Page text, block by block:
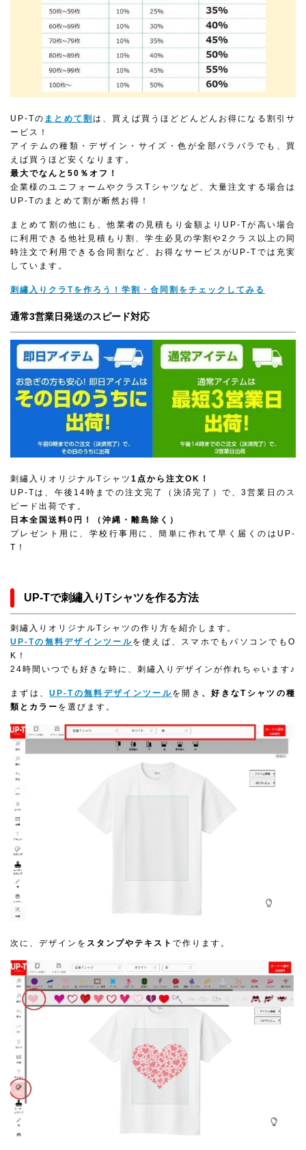
UP-Tの まとめて割は、買えば買うほどどんどんお得になる割引サ
ービス！
アイテムの種類・デザイン・サイズ・色が全部バラバラでも、買
えば買うほど安くなります。
最大でなんと50％オフ！
企業様のユニフォームやクラスTシャツなど、大量注文する場合は
UP-Tのまとめて割が断然お得！
まとめて割の他にも、他業者の見積もり金額よりUP-Tが高い場合
に利用できる他社見積もり割、学生必見の学割や2クラス以上の同
時注文で利用できる合同割など、お得なサービスがUP-Tでは充実
しています。
刺繡入りクラTを作ろう！学割・合同割をチェックしてみる
通常3営業日発送のスピード対応
刺繡入りオリジナルTシャツ 1点から注文OK！
UP-Tは、午後14時までの注文完了（決済完了）で、3営業日のス
ピード出荷です。
日本全国送料0円！（沖縄・離島除く）
プレゼント用に、学校行事用に、簡単に作れて早く届くのはUP-
T！
UP-Tで刺繡入りTシャツを作る方法
刺繡入りオリジナルTシャツの作り方を紹介します。
UP-Tの無料デザインツールを使えば、スマホでもパソコンでもO
K！
24時間いつでも好きな時に、刺繡入りデザインが作れちゃいます♪
まずは、UP-Tの無料デザインツールを開き 、好きなTシャツの種
類とカラー を選びます。
次に、デザインを スタンプやテキスト で作ります。